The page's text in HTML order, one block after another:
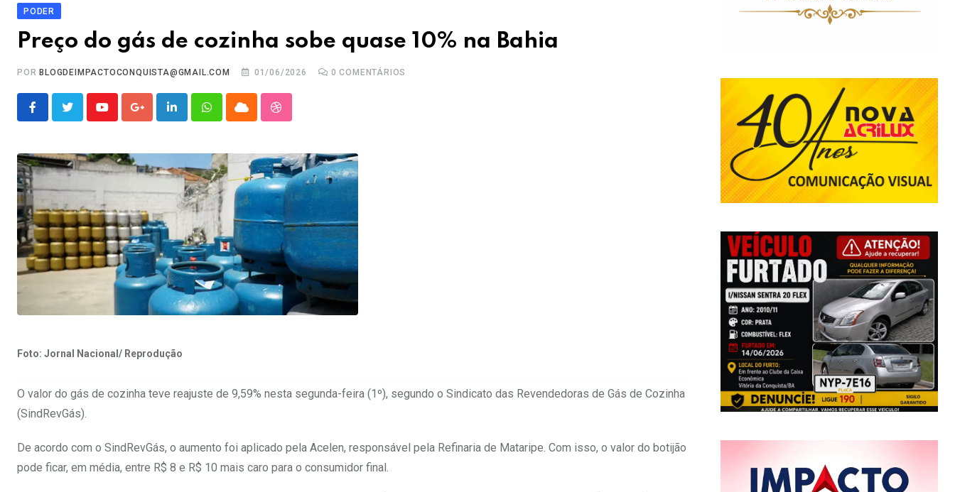
PODER
Preço do gás de cozinha sobe quase 10% na Bahia
POR BLOGDEIMPACTOCONQUISTA@GMAIL.COM 01/06/2026 0 COMENTÁRIOS
YoutubeGoogle+LinkedInWhatsappCloud StumbleUpon
Foto: Jornal Nacional/ Reprodução
O valor do gás de cozinha teve reajuste de 9,59% nesta segunda-feira (1º), segundo o Sindicato das Revendedoras de Gás de Cozinha
(SindRevGás).
De acordo com o SindRevGás, o aumento foi aplicado pela Acelen, responsável pela Refinaria de Mataripe. Com isso, o valor do botijão
pode ficar, em média, entre R$ 8 e R$ 10 mais caro para o consumidor final.